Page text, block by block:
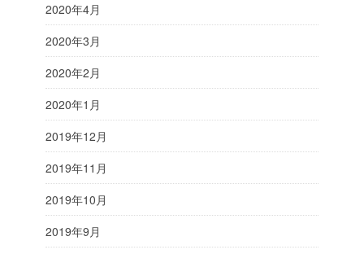
2020年4月
2020年3月
2020年2月
2020年1月
2019年12月
2019年11月
2019年10月
2019年9月